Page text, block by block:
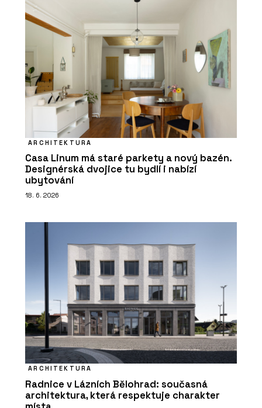
ARCHITEKTURA
Casa Linum má staré parkety a nový bazén.
Designérská dvojice tu bydlí i nabízí
ubytování
18. 6. 2026
ARCHITEKTURA
Radnice v Lázních Bělohrad: současná
architektura, která respektuje charakter